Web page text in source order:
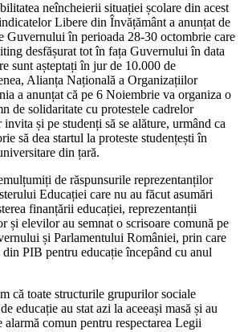
neîncheierii situației școlare din acest
Libere din Învățământ a anunțat de
Guvernului în perioada 28-30 octombrie care
desfășurat tot în fața Guvernului în data
sunt așteptați în jur de 10.000 de
Alianța Națională a Organizațiilor
a anunțat că pe 6 Noiembrie va organiza o
de solidaritate cu protestele cadrelor
și pe studenți să se alăture, urmând ca
să dea startul la proteste studențești în
din țară.
de răspunsurile reprezentanților
Educației care nu au făcut asumări
finanțării educației, reprezentanții
și elevilor au semnat o scrisoare comună pe
și Parlamentului României, prin care
PIB pentru educație începând cu anul
că toate structurile grupurilor sociale
educație au stat azi la aceeași masă și au
alarmă comun pentru respectarea Legii